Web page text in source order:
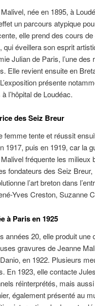
née en 1895, à
un parcours atypique
elle prend des cours
qui éveillera son esprit
Julian de Paris, l’une
Elle revient ensuite en
présente
l’hôpital de Loudéac.
des Seiz Breur
femme tente et réussit
1917, puis en 1919, car la
fréquente les milieux
fondateurs des Seiz Breur,
l’art breton dans
Yves Creston, Suzanne
à Paris en 1925
années 20, elle produit
gravures de Jeanne
en 1922. Plusieurs
En 1923, elle contacte
réinterprétés, mais
également présenté au